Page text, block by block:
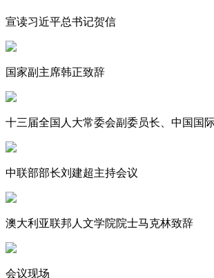
宣读习近平总书记贺信
国家副主席韩正致辞
十三届全国人大常委会副委员长、中国国
中联部部长刘建超主持会议
澳大利亚联邦人文学院院士马克林致辞
会议现场